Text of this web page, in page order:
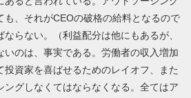
も、それがCEOの破格の給料となるので
らない。（利益配分は他にもあるが、
いのは、事実である。労働者の収入増加
投資家を喜ばせるためのレイオフ、また
ングしなくてはならなくなる。全てはア